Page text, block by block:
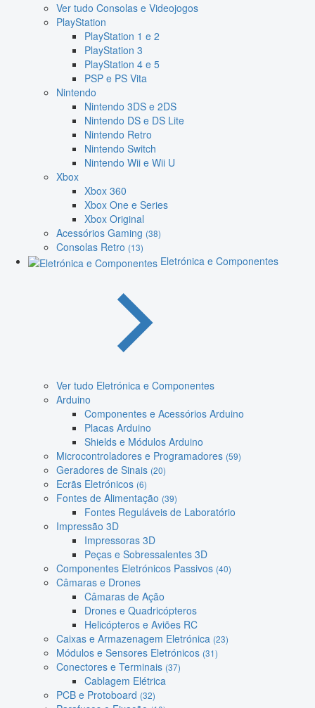
Ver tudo Consolas e Videojogos
PlayStation
PlayStation 1 e 2
PlayStation 3
PlayStation 4 e 5
PSP e PS Vita
Nintendo
Nintendo 3DS e 2DS
Nintendo DS e DS Lite
Nintendo Retro
Nintendo Switch
Nintendo Wii e Wii U
Xbox
Xbox 360
Xbox One e Series
Xbox Original
Acessórios Gaming (38)
Consolas Retro (13)
Eletrónica e Componentes
Ver tudo Eletrónica e Componentes
Arduino
Componentes e Acessórios Arduino
Placas Arduino
Shields e Módulos Arduino
Microcontroladores e Programadores (59)
Geradores de Sinais (20)
Ecrãs Eletrónicos (6)
Fontes de Alimentação (39)
Fontes Reguláveis de Laboratório
Impressão 3D
Impressoras 3D
Peças e Sobressalentes 3D
Componentes Eletrónicos Passivos (40)
Câmaras e Drones
Câmaras de Ação
Drones e Quadricópteros
Helicópteros e Aviões RC
Caixas e Armazenagem Eletrónica (23)
Módulos e Sensores Eletrónicos (31)
Conectores e Terminais (37)
Cablagem Elétrica
PCB e Protoboard (32)